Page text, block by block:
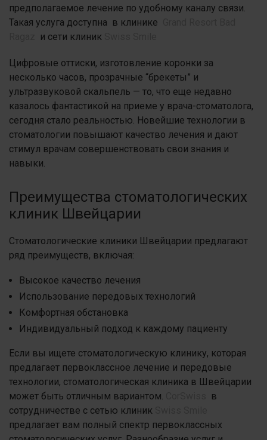
предполагаемое лечение по удобному каналу связи.
Такая услуга доступна в клинике
и сети клиник
Цифровые оттиски, изготовление коронки за
несколько часов, прозрачные “брекеты” и
ультразвуковой скальпель — то, что еще недавно
казалось фантастикой на приеме у врача-стоматолога,
сегодня стало реальностью. Новейшие технологии в
стоматологии повышают качество лечения и дают
стимул врачам совершенствовать свои знания и
навыки.
Преимущества стоматологических
клиник Швейцарии
Стоматологические клиники Швейцарии предлагают
ряд преимуществ, включая:
Высокое качество лечения
Использование передовых технологий
Комфортная обстановка
Индивидуальный подход к каждому пациенту
Если вы ищете стоматологическую клинику, которая
предлагает первоклассное лечение и передовые
технологии, стоматологическая клиника в Швейцарии
может быть отличным вариантом.
в
сотрудничестве с сетью клиник
предлагает вам полный спектр первоклассных